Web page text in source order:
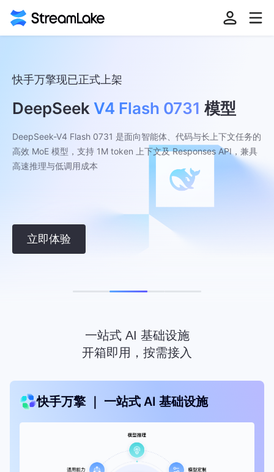
快手万擎现已正式上架
DeepSeek V4 Flash 0731 模型
DeepSeek-V4 Flash 0731 是面向智能体、代码与长上下文任务的
高效 MoE 模型，支持 1M token 上下文及 Responses API，兼具
高速推理与低调用成本
立即体验
一站式 AI 基础设施
开箱即用，按需接入
快手万擎 ｜ 一站式 AI 基础设施